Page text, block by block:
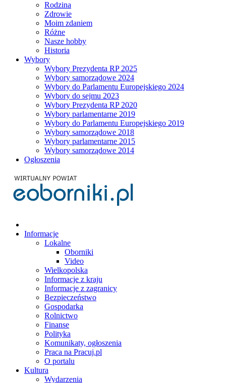
Rodzina
Zdrowie
Moim zdaniem
Różne
Nasze hobby
Historia
Wybory
Wybory Prezydenta RP 2025
Wybory samorządowe 2024
Wybory do Parlamentu Europejskiego 2024
Wybory do sejmu 2023
Wybory Prezydenta RP 2020
Wybory parlamentarne 2019
Wybory do Parlamentu Europejskiego 2019
Wybory samorządowe 2018
Wybory parlamentarne 2015
Wybory samorządowe 2014
Ogłoszenia
Informacje
Lokalne
Oborniki
Video
Wielkopolska
Informacje z kraju
Informacje z zagranicy
Bezpieczeństwo
Gospodarka
Rolnictwo
Finanse
Polityka
Komunikaty, ogłoszenia
Praca na Pracuj.pl
O portalu
Kultura
Wydarzenia